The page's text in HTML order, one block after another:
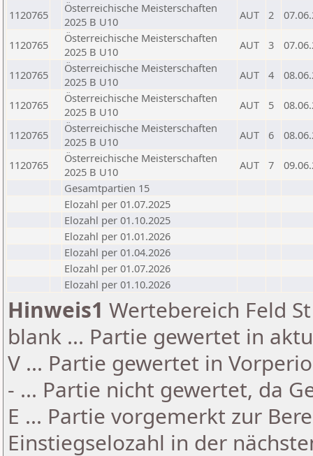
1120765
Österreichische Meisterschaften
2025 B U10
AUT 2
1120765
Österreichische Meisterschaften
2025 B U10
AUT 3
1120765
Österreichische Meisterschaften
2025 B U10
AUT 4
1120765
Österreichische Meisterschaften
2025 B U10
AUT 5
1120765
Österreichische Meisterschaften
2025 B U10
AUT 6
1120765
Österreichische Meisterschaften
2025 B U10
AUT 7
Gesamtpartien 15
Elozahl per 01.07.2025
Elozahl per 01.10.2025
Elozahl per 01.01.2026
Elozahl per 01.04.2026
Elozahl per 01.07.2026
Elozahl per 01.10.2026
Hinweis1 Wertebereich Feld
blank ... Partie gewertet in
V ... Partie gewertet in
- ... Partie nicht gewertet, da
E ... Partie vorgemerkt zur
Einstiegselozahl in der